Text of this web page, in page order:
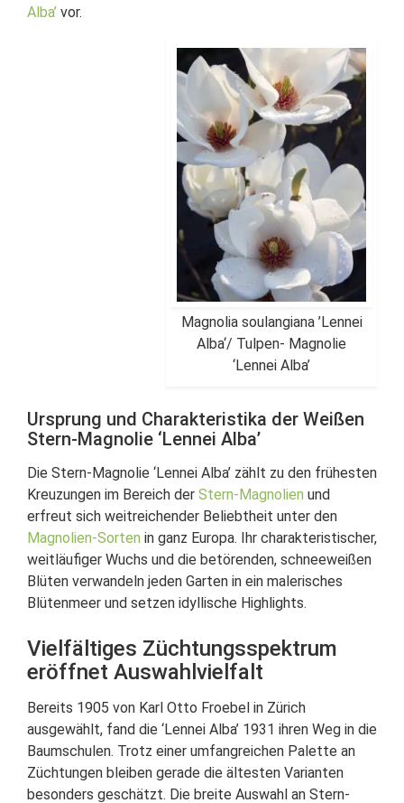
Alba’ vor.
Magnolia soulangiana ’Lennei
Alba‘/ Tulpen- Magnolie
‘Lennei Alba’
Ursprung und Charakteristika der Weißen
Stern-Magnolie ‘Lennei Alba’
Die Stern-Magnolie ‘Lennei Alba’ zählt zu den frühesten
Kreuzungen im Bereich der Stern-Magnolien und
erfreut sich weitreichender Beliebtheit unter den
Magnolien-Sorten in ganz Europa. Ihr charakteristischer,
weitläufiger Wuchs und die betörenden, schneeweißen
Blüten verwandeln jeden Garten in ein malerisches
Blütenmeer und setzen idyllische Highlights.
Vielfältiges Züchtungsspektrum
eröffnet Auswahlvielfalt
Bereits 1905 von Karl Otto Froebel in Zürich
ausgewählt, fand die ‘Lennei Alba’ 1931 ihren Weg in die
Baumschulen. Trotz einer umfangreichen Palette an
Züchtungen bleiben gerade die ältesten Varianten
besonders geschätzt. Die breite Auswahl an Stern-